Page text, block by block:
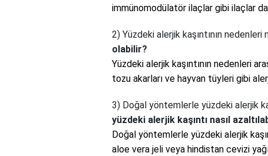
immünomodülatör ilaçlar gibi ilaçlar da
2) Yüzdeki alerjik kaşıntının nedenleri
olabilir?
Yüzdeki alerjik kaşıntının nedenleri
tozu akarları ve hayvan tüyleri gibi
3) Doğal yöntemlerle yüzdeki alerjik
yüzdeki alerjik kaşıntı nasıl
Doğal yöntemlerle yüzdeki alerjik
aloe vera jeli veya hindistan cevizi